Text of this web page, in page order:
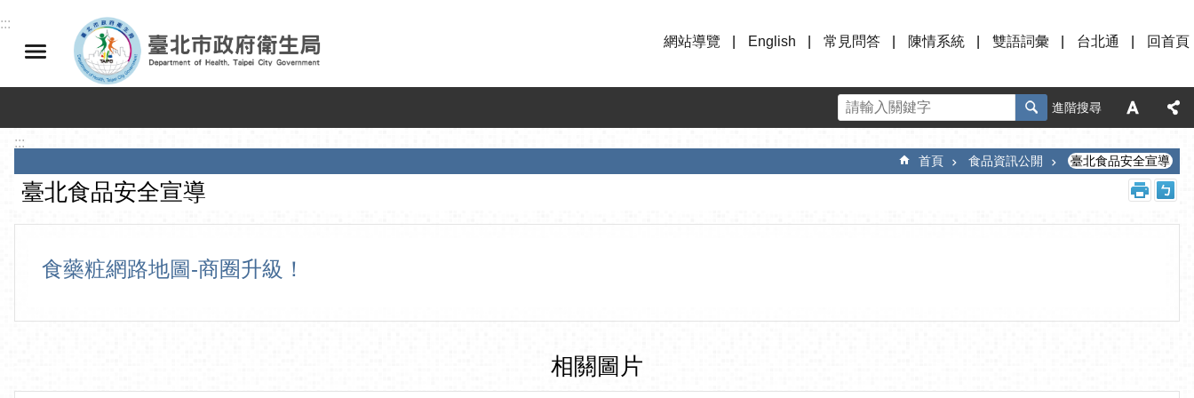
跳到主要內容區塊
:::
網站導覽
English 常見問答 陳情系統 雙語詞彙 台北通 回首頁
進階搜尋
:::
首頁 食品資訊公開 臺北食品安全宣導
臺北食品安全宣導
食藥粧網路地圖-商圈升級！
相關圖片